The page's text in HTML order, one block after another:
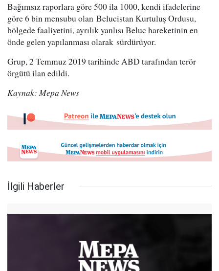
Bağımsız raporlara göre 500 ila 1000, kendi ifadelerine
göre 6 bin mensubu olan Belucistan Kurtuluş Ordusu,
bölgede faaliyetini, ayrılık yanlısı Beluc hareketinin en
önde gelen yapılanması olarak sürdürüyor.
Grup, 2 Temmuz 2019 tarihinde ABD tarafından terör
örgütü ilan edildi.
Kaynak: Mepa News
İlgili Haberler